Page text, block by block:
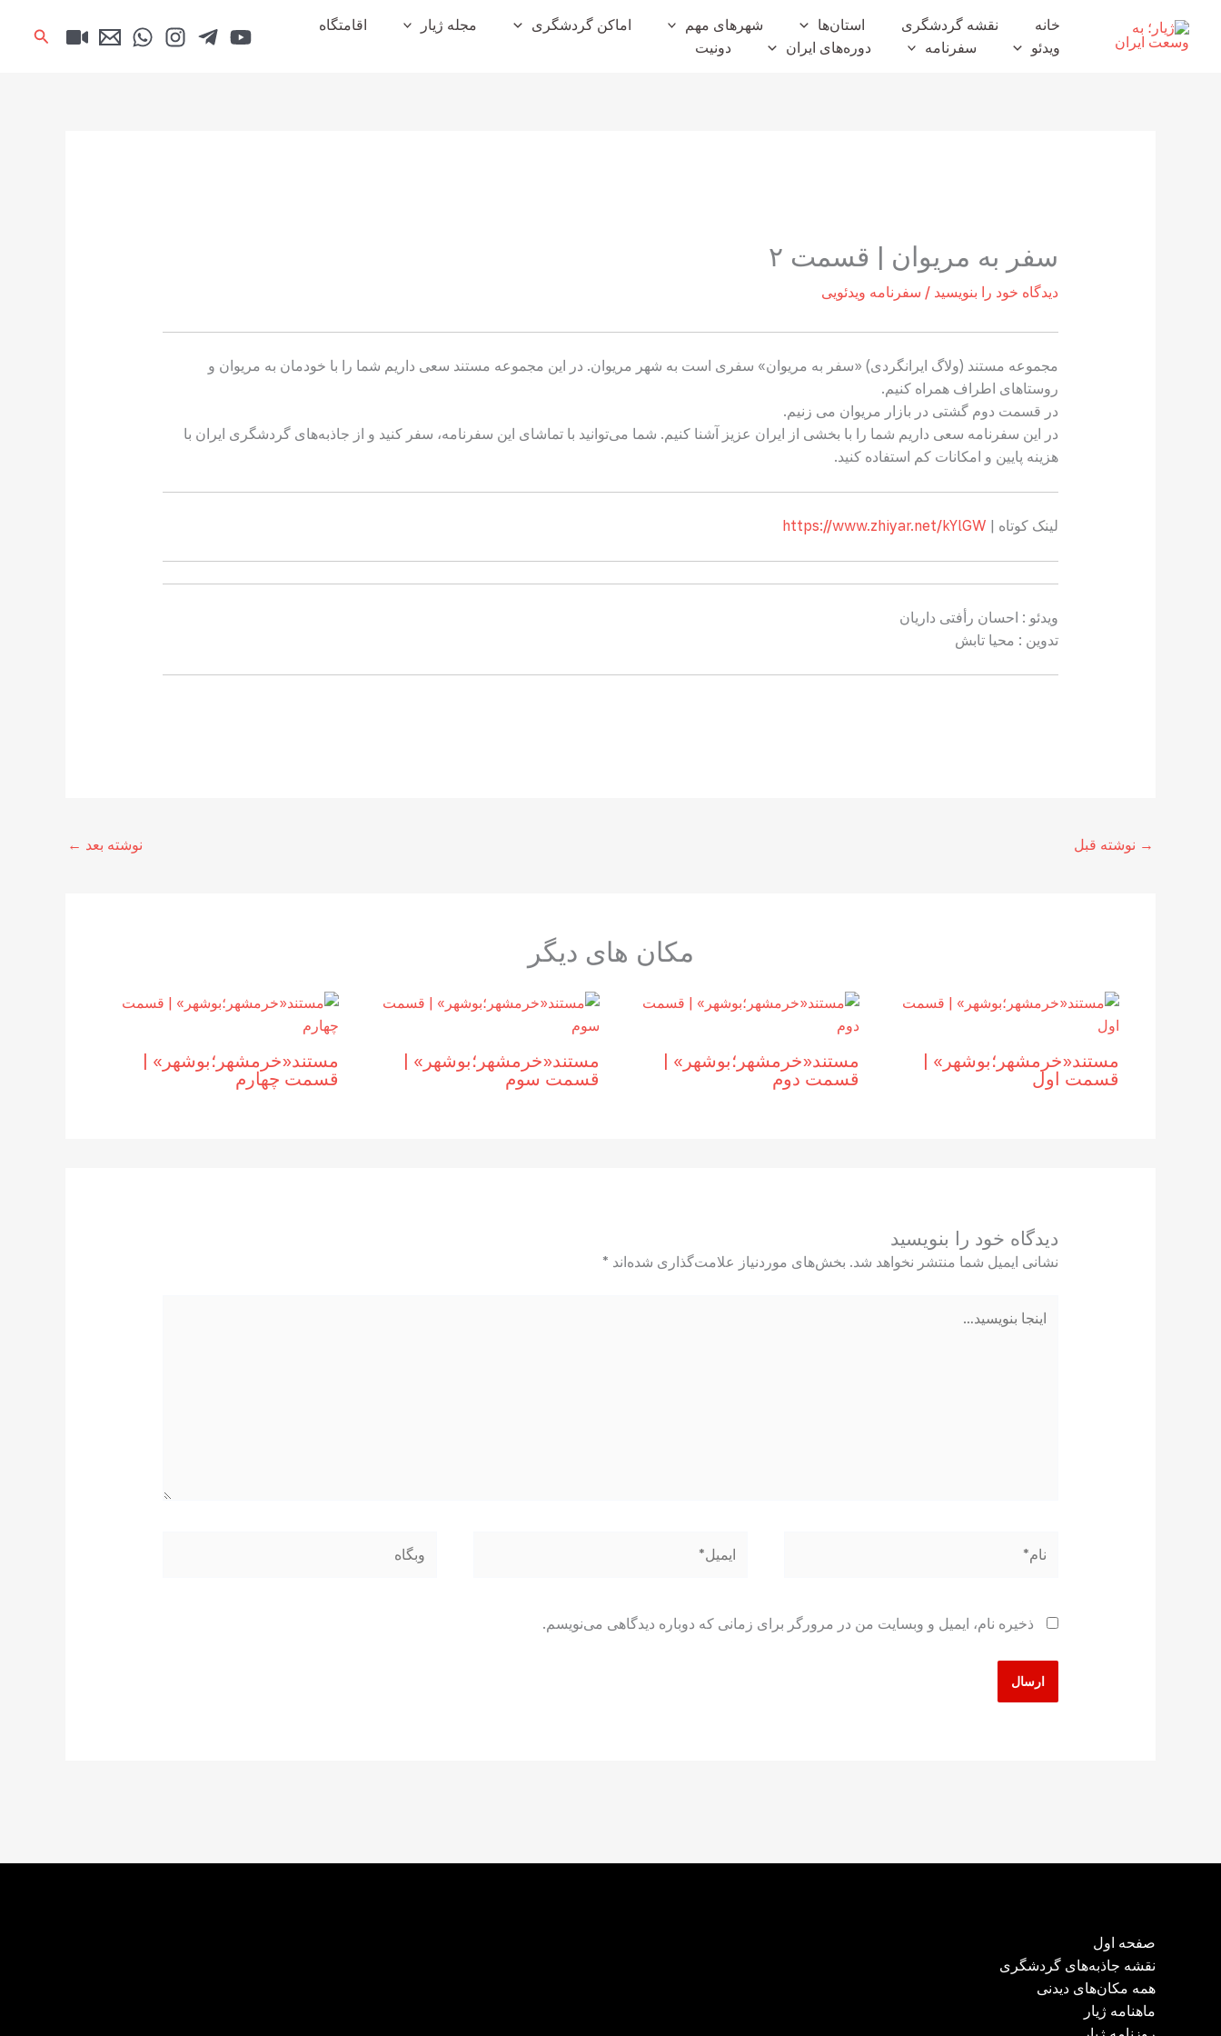
خانه نقشه گردشگری استان‌ها شهرهای مهم اماکن گردشگری مجله ژیار
اقامتگاه
ویدئو
سفرنامه دوره‌های ایران دونیت
جستجو
سفر به مریوان | قسمت ۲
دیدگاه‌ خود را بنویسید / سفرنامه ویدئویی
مجموعه مستند (ولاگ ایرانگردی) «سفر به مریوان» سفری است به شهر مریوان. در این مجموعه مستند سعی داریم شما را با خودمان به مریوان و
روستاهای اطراف همراه کنیم.
در قسمت دوم گشتی در بازار مریوان می زنیم.
در این سفرنامه سعی داریم شما را با بخشی از ایران عزیز آشنا کنیم. شما می‌توانید با تماشای این سفرنامه، سفر کنید و از جاذبه‌های گردشگری ایران با
هزینه پایین و امکانات کم استفاده کنید.
لینک کوتاه | https://www.zhiyar.net/kYlGW
ویدئو :‌ احسان رأفتی داریان
تدوین : محیا تابش
→ نوشته قبل نوشته بعد ←
مکان های دیگر
مستند«خرمشهر؛بوشهر» |
قسمت اول
مستند«خرمشهر؛بوشهر» |
قسمت دوم
مستند«خرمشهر؛بوشهر» |
قسمت سوم
مستند«خرمشهر؛بوشهر» |
قسمت چهارم
دیدگاه‌ خود را بنویسید
نشانی ایمیل شما منتشر نخواهد شد. بخش‌های موردنیاز علامت‌گذاری شده‌اند *
بنویسید…
ذخیره نام، ایمیل و وبسایت من در مرورگر برای زمانی که دوباره دیدگاهی می‌نویسم.
صفحه اول
نقشه جاذبه‌های گردشگری
همه مکان‌های دیدنی
ماهنامه ژیار